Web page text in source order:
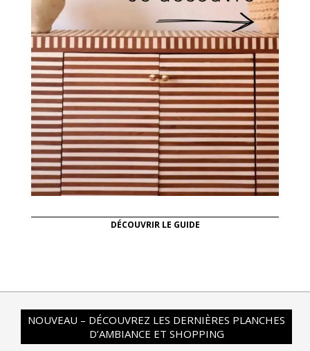
DÉCOUVRIR LE GUIDE
NOUVEAU – DÉCOUVREZ LES DERNIÈRES PLANCHES
D’AMBIANCE ET SHOPPING